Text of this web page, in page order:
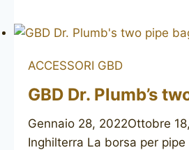
ACCESSORI GBD
GBD Dr. Plumb’s
Gennaio 28, 2022Ottobre
Inghilterra La borsa per